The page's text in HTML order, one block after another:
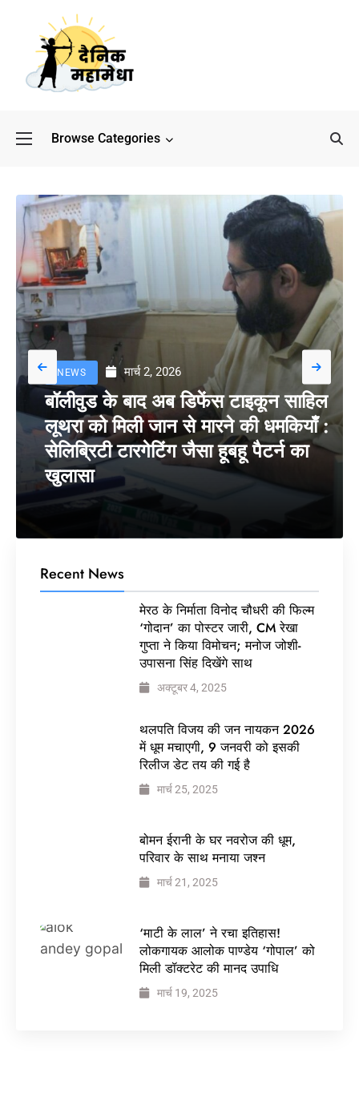
Browse Categories
NEWS मार्च 2, 2026
बॉलीवुड के बाद अब डिफेंस टाइकून साहिल
लूथरा को मिली जान से मारने की धमकियाँ :
सेलिब्रिटी टारगेटिंग जैसा हूबहू पैटर्न का
खुलासा
Recent News
मेरठ के निर्माता विनोद चौधरी की फिल्म
‘गोदान’ का पोस्टर जारी, CM रेखा
गुप्ता ने किया विमोचन; मनोज जोशी-
उपासना सिंह दिखेंगे साथ
अक्टूबर 4, 2025
थलपति विजय की जन नायकन 2026
में धूम मचाएगी, 9 जनवरी को इसकी
रिलीज डेट तय की गई है
मार्च 25, 2025
बोमन ईरानी के घर नवरोज की धूम,
परिवार के साथ मनाया जश्न
मार्च 21, 2025
‘माटी के लाल’ ने रचा इतिहास!
लोकगायक आलोक पाण्डेय ‘गोपाल’ को
मिली डॉक्टरेट की मानद उपाधि
मार्च 19, 2025